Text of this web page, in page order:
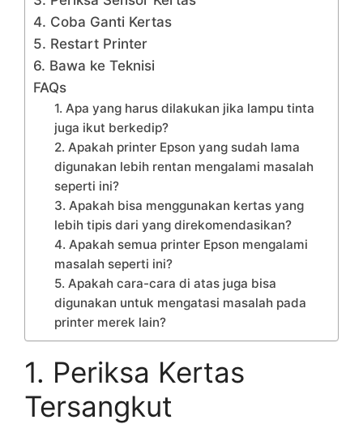
4. Coba Ganti Kertas
5. Restart Printer
6. Bawa ke Teknisi
FAQs
1. Apa yang harus dilakukan jika lampu tinta
juga ikut berkedip?
2. Apakah printer Epson yang sudah lama
digunakan lebih rentan mengalami masalah
seperti ini?
3. Apakah bisa menggunakan kertas yang
lebih tipis dari yang direkomendasikan?
4. Apakah semua printer Epson mengalami
masalah seperti ini?
5. Apakah cara-cara di atas juga bisa
digunakan untuk mengatasi masalah pada
printer merek lain?
1. Periksa Kertas
Tersangkut